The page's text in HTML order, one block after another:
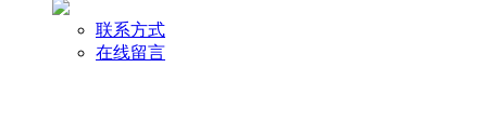
联系方式
在线留言